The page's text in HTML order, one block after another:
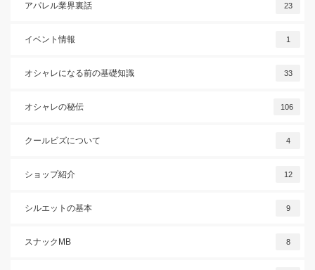
アパレル業界裏話 23
イベント情報 1
オシャレになる前の基礎知識 33
オシャレの秘伝 106
クールビズについて 4
ショップ紹介 12
シルエットの基本 9
スナックMB 8